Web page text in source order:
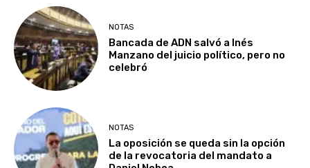
NOTAS
Bancada de ADN salvó a Inés
Manzano del juicio político, pero no
celebró
NOTAS
La oposición se queda sin la opción
de la revocatoria del mandato a